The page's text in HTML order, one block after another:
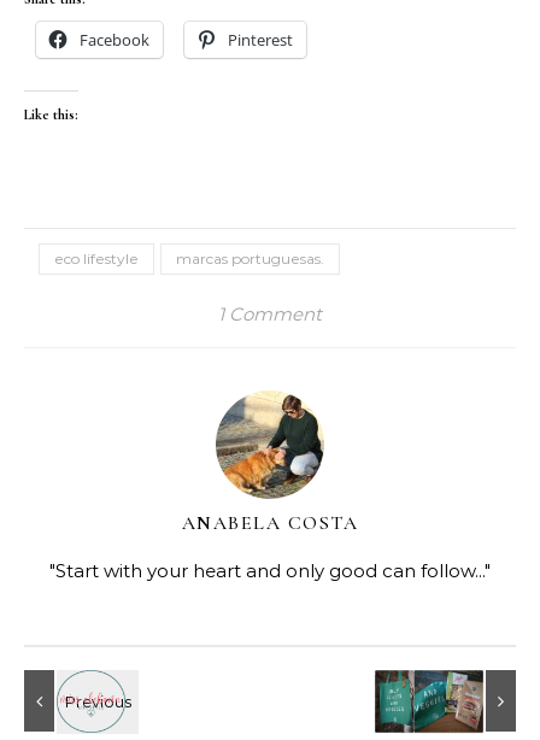
Facebook Pinterest
Like this:
eco lifestyle marcas portuguesas.
1 Comment
ANABELA COSTA
"Start with your heart and only good can follow..."